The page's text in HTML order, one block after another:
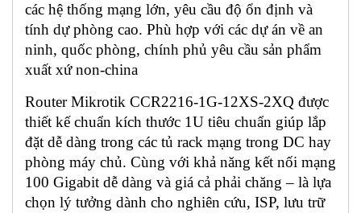
các hệ thống mạng lớn, yêu cầu độ ổn định và
tính dự phòng cao. Phù hợp với các dự án về an
ninh, quốc phòng, chính phủ yêu cầu sản phẩm
xuất xứ non-china
Router Mikrotik CCR2216-1G-12XS-2XQ được
thiết kế chuẩn kích thước 1U tiêu chuẩn giúp lắp
đặt dễ dàng trong các tủ rack mạng trong DC hay
phòng máy chủ. Cùng với khả năng kết nối mạng
100 Gigabit dễ dàng và giá cả phải chăng – là lựa
chọn lý tưởng dành cho nghiên cứu, ISP, lưu trữ